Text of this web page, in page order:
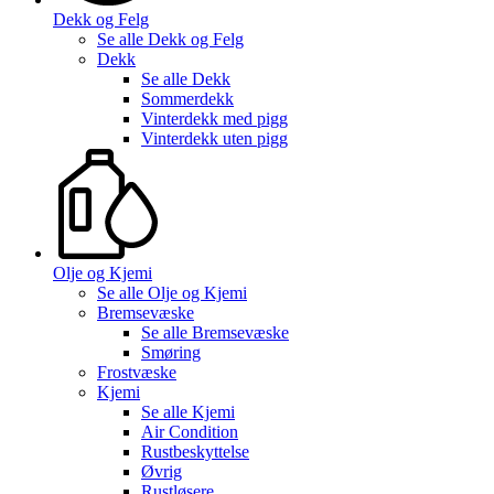
Dekk og Felg
Se alle Dekk og Felg
Dekk
Se alle Dekk
Sommerdekk
Vinterdekk med pigg
Vinterdekk uten pigg
Olje og Kjemi
Se alle Olje og Kjemi
Bremsevæske
Se alle Bremsevæske
Smøring
Frostvæske
Kjemi
Se alle Kjemi
Air Condition
Rustbeskyttelse
Øvrig